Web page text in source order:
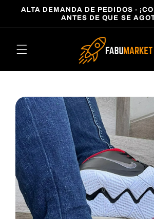
directamente
ALTA DEMANDA DE PEDIDOS -
ANTES DE QUE SE
directamente
a la
información
del producto